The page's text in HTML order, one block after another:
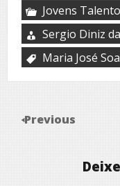
Jovens
Sergio Diniz
Maria José
Previous